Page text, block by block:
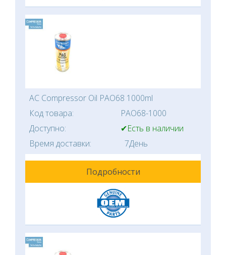
AC Compressor Oil PAO68 1000ml
Код товара:
PAO68-1000
Доступно:
✔Есть в наличии
Время доставки:
7День
Подробности